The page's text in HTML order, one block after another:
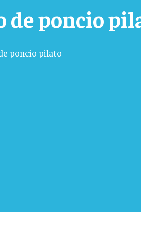
de poncio
poncio pilato